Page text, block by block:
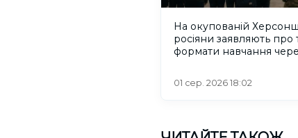
На окупованій
росіяни заявляють про
формати навчання
01 сер. 2026 18:02